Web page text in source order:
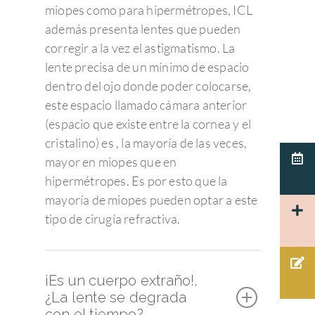
miopes como para hipermétropes, ICL
además presenta lentes que pueden
corregir a la vez el astigmatismo. La
lente precisa de un mínimo de espacio
dentro del ojo donde poder colocarse,
este espacio llamado cámara anterior
(espacio que existe entre la cornea y el
cristalino) es , la mayoría de las veces,
mayor en miopes que en
hipermétropes. Es por esto que la
mayoría de miopes pueden optar a este
tipo de cirugía refractiva.
¡Es un cuerpo extraño!,
¿La lente se degrada
Síndrome de Sjörgen
Patologías
Pterigion
Queratocono
Queratitis
Patología corneal
Disfuncion del
LAGRIMALES
GLAUCOMA
Retinopatía
Degeneración
Retinopatía del
Desprendimiento de
Retinopatía
Membrana Epi-
Macular
Moscas volantes y
Retinosis
Miopía,
Presbicia o vista
Cataratas
Oftalmología pedriática
Estrabismo
Ojo vago
Terapias visuales
Control de la miopía
Cirugía de la presbicia
Cirugía oculoplástica
Ergoftalmología
Oftalmología pedriática
Oftalmo sport
Test visuales
Rejuvenecimiento
Equipo directivo
¿Por qué elegir Admira
Equipo de profesionales
Oftalmólogos
Optometristas
Unidades clínicas
Urgencias
Actualidad Admira
Pruebas diagnósticas:
Oftalmología
Nuestras clínicas
Trabaja con nosotros
Últimas noticias
Consejos de salud
Responsabilidad Social
Corporativa
Para profesionales
Member of
Contacto
Pide cita
Pide Cita
Español
Català
Cuidamos de tus ojos y
cuidamos de ti.
Admiravisión
Portal del paciente
Urgencias